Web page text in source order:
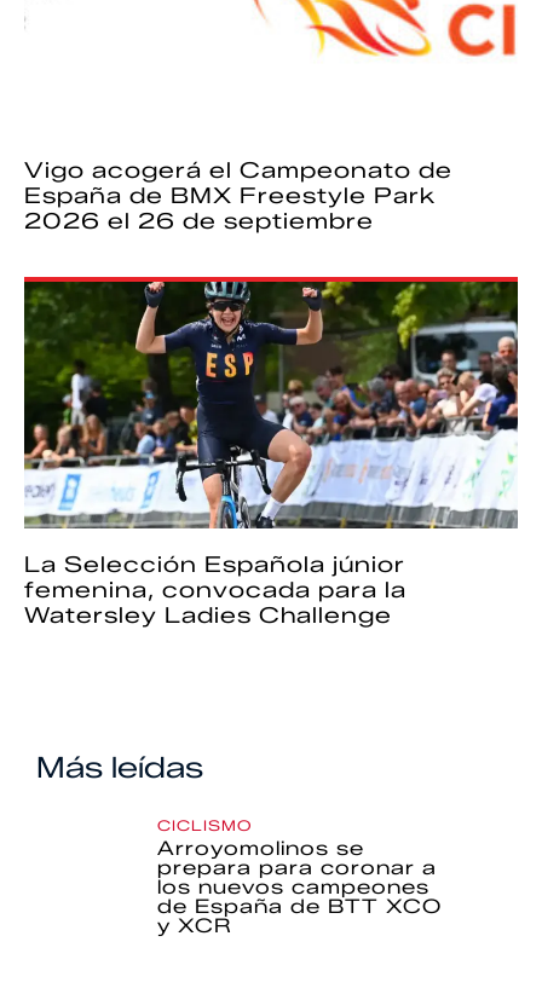
Vigo acogerá el Campeonato de
España de BMX Freestyle Park
2026 el 26 de septiembre
La Selección Española júnior
femenina, convocada para la
Watersley Ladies Challenge
Más leídas
CICLISMO
Arroyomolinos se
prepara para coronar a
los nuevos campeones
de España de BTT XCO
y XCR